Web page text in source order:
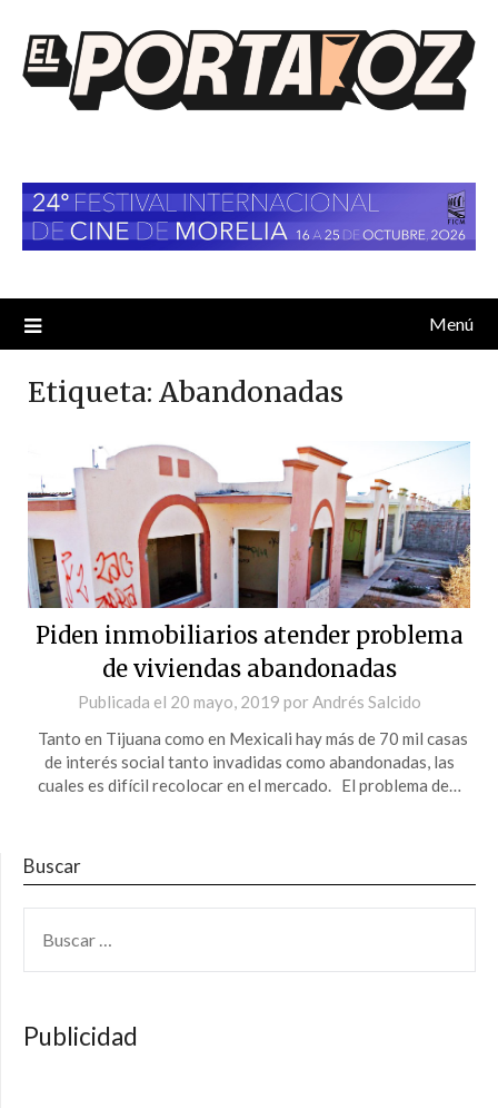
contenido
Menú
Etiqueta: Abandonadas
Piden inmobiliarios atender problema
de viviendas abandonadas
Publicada el 20 mayo, 2019 por Andrés Salcido
Tanto en Tijuana como en Mexicali hay más de 70 mil casas
de interés social tanto invadidas como abandonadas, las
cuales es difícil recolocar en el mercado. El problema de…
Buscar
Publicidad